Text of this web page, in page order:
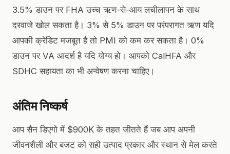
3.5% डाउन पर FHA उच्च ऋण-से-आय लचीलापन के साथ
दरवाजे खोल सकता है। 3% से 5% डाउन पर परंपरागत ऋण यदि
आपकी क्रेडिट मजबूत है तो PMI को कम कर सकता है। 0%
डाउन पर VA आदर्श है यदि योग्य हो। आपको CalHFA और
SDHC सहायता का भी अन्वेषण करना चाहिए।
अंतिम निष्कर्ष
आप सैन डिएगो में $900K के तहत जीतते हैं जब आप अपनी
जीवनशैली और बजट को सही उत्पाद प्रकार और स्थान से मेल करते